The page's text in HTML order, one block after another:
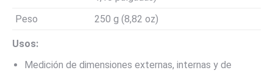
Peso
250 g (8,82 oz)
Usos:
Medición de dimensiones externas, internas y de